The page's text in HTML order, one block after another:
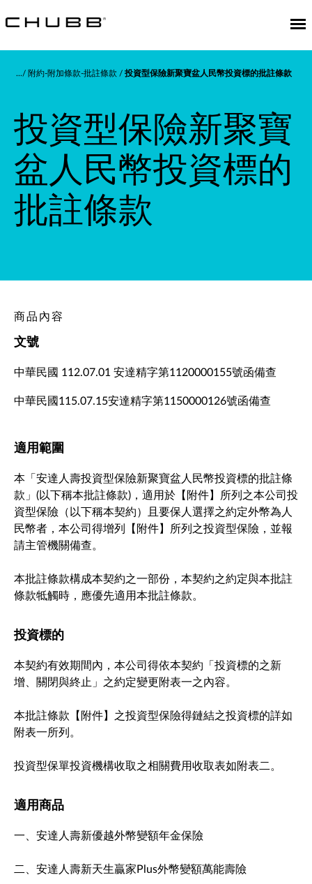
附約-附加條款-批註條款 投資型保險新聚寶盆人民幣投資標的批註條款
投資型保險新聚寶
盆人民幣投資標的
批註條款
商品內容
文號
中華民國 112.07.01 安達精字第1120000155號函備查
中華民國115.07.15安達精字第1150000126號函備查
適用範圍
本「安達人壽投資型保險新聚寶盆人民幣投資標的批註條
款」(以下稱本批註條款)，適用於【附件】所列之本公司投
資型保險（以下稱本契約）且要保人選擇之約定外幣為人
民幣者，本公司得增列【附件】所列之投資型保險，並報
請主管機關備查。
本批註條款構成本契約之一部份，本契約之約定與本批註
條款牴觸時，應優先適用本批註條款。
投資標的
本契約有效期間內，本公司得依本契約「投資標的之新
增、關閉與終止」之約定變更附表一之內容。
本批註條款【附件】之投資型保險得鏈結之投資標的詳如
附表一所列。
投資型保單投資機構收取之相關費用收取表如附表二。
適用商品
一、安達人壽新優越外幣變額年金保險
二、安達人壽新天生贏家Plus外幣變額萬能壽險